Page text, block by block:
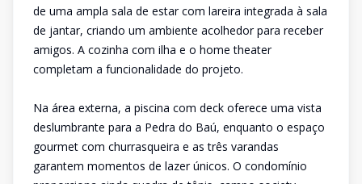
de uma ampla sala de estar com lareira integrada à sala
de jantar, criando um ambiente acolhedor para receber
amigos. A cozinha com ilha e o home theater
completam a funcionalidade do projeto.
Na área externa, a piscina com deck oferece uma vista
deslumbrante para a Pedra do Baú, enquanto o espaço
gourmet com churrasqueira e as três varandas
garantem momentos de lazer únicos. O condomínio